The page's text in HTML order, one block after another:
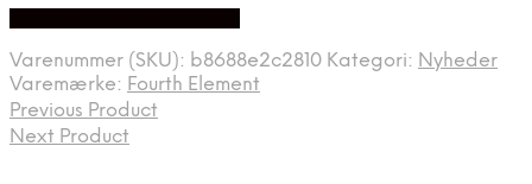
Varenummer (SKU): b8688e2c2810 Kategori: Nyheder
Varemærke: Fourth Element
Previous Product
Next Product